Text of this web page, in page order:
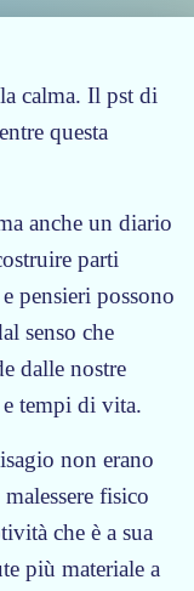
calma. Il pst di
questa
anche un diario
parti
pensieri possono
senso che
dalle nostre
tempi di vita.
non erano
fisico
che è a sua
più materiale a